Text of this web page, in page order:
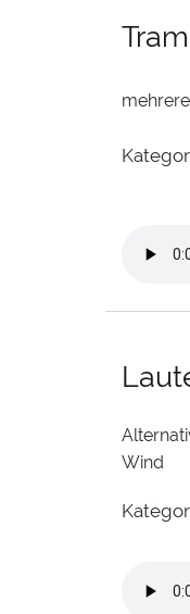
Wind